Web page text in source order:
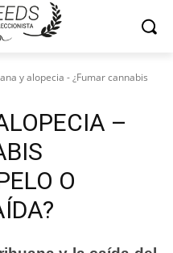
y alopecia - ¿Fumar cannabis
–
O